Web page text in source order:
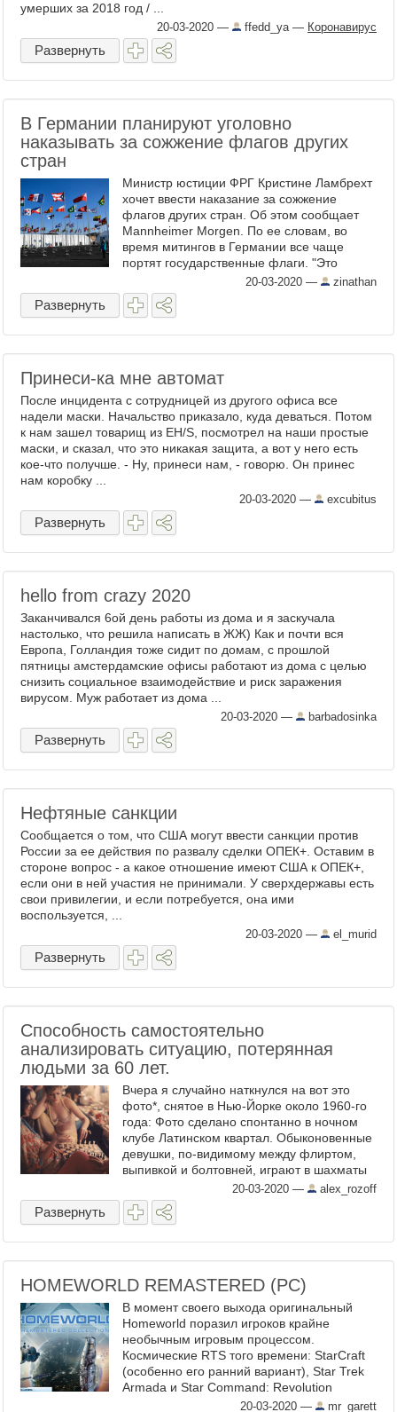
умерших за 2018 год / ...
20-03-2020 — ffedd_ya— Коронавирус
Развернуть
В Германии планируют уголовно
наказывать за сожжение флагов других
стран
Министр юстиции ФРГ Кристине Ламбрехт
хочет ввести наказание за сожжение
флагов других стран. Об этом сообщает
Mannheimer Morgen. По ее словам, во
время митингов в Германии все чаще
портят государственные флаги. "Это
глубоко оскорбляет чувства многих
граждан других стран", — ...
20-03-2020 — zinathan
Развернуть
Принеси-ка мне автомат
После инцидента с сотрудницей из другого офиса все
надели маски. Начальство приказало, куда деваться. Потом
к нам зашел товарищ из EH/S, посмотрел на наши простые
маски, и сказал, что это никакая защита, а вот у него есть
кое-что получше. - Ну, принеси нам, - говорю. Он принес
нам коробку ...
20-03-2020 — excubitus
Развернуть
hello from crazy 2020
Заканчивался 6ой день работы из дома и я заскучала
настолько, что решила написать в ЖЖ) Как и почти вся
Европа, Голландия тоже сидит по домам, с прошлой
пятницы амстердамские офисы работают из дома с целью
снизить социальное взаимодействие и риск заражения
вирусом. Муж работает из дома ...
20-03-2020 — barbadosinka
Развернуть
Нефтяные санкции
Сообщается о том, что США могут ввести санкции против
России за ее действия по развалу сделки ОПЕК+. Оставим в
стороне вопрос - а какое отношение имеют США к ОПЕК+,
если они в ней участия не принимали. У сверхдержавы есть
свои привилегии, и если потребуется, она ими
воспользуется, ...
20-03-2020 — el_murid
Развернуть
Способность самостоятельно
анализировать ситуацию, потерянная
людьми за 60 лет.
Вчера я случайно наткнулся на вот это
фото*, снятое в Нью-Йорке около 1960-го
года: Фото сделано спонтанно в ночном
клубе Латинском квартал. Обыконовенные
девушки, по-видимому между флиртом,
выпивкой и болтовней, играют в шахматы
(уточнение по подписи - это showgirls).
Никто из ...
20-03-2020 — alex_rozoff
Развернуть
HOMEWORLD REMASTERED (PC)
В момент своего выхода оригинальный
Homeworld поразил игроков крайне
необычным игровым процессом.
Космические RTS того времени: StarCraft
(особенно его ранний вариант), Star Trek
Armada и Star Command: Revolution
использовали "плоский" космос. В
20-03-2020 — mr_garett